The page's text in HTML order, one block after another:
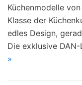
Küchenmodelle
Klasse der
edles Design,
Die exklusive
»